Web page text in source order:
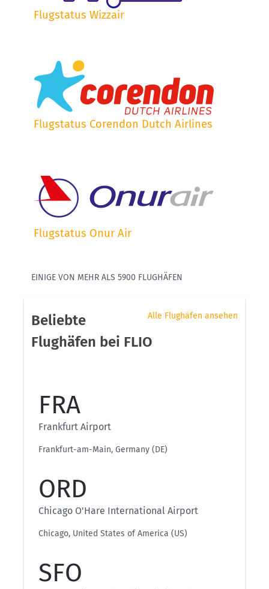
Flugstatus Wizzair
Flugstatus Corendon Dutch Airlines
Flugstatus Onur Air
EINIGE VON MEHR ALS 5900 FLUGHÄFEN
Alle Flughäfen ansehen
Beliebte
Flughäfen bei FLIO
FRA
Frankfurt Airport
Frankfurt-am-Main, Germany (DE)
ORD
Chicago O'Hare International Airport
Chicago, United States of America (US)
SFO